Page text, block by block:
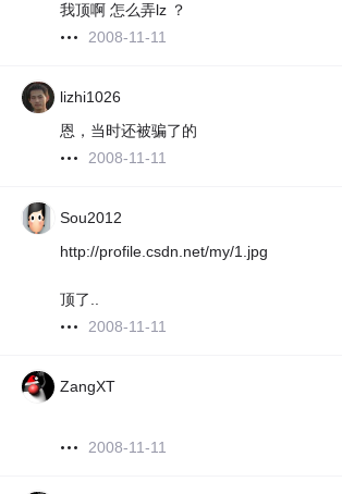
我顶啊 怎么弄lz ？
2008-11-11
lizhi1026
恩，当时还被骗了的
2008-11-11
Sou2012
http://profile.csdn.net/my/1.jpg
顶了..
2008-11-11
ZangXT
2008-11-11